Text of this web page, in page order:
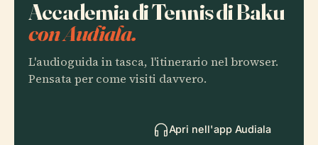
Accademia di Tennis di Baku
con Audiala.
L'audioguida in tasca, l'itinerario nel browser.
Pensata per come visiti davvero.
Apri nell'app Audiala